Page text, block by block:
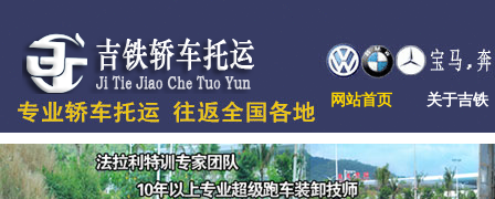
网站首页 关于吉铁